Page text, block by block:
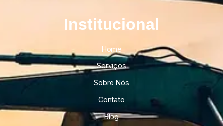
Institucional​
Home
Serviços
Sobre Nós
Contato
Blog